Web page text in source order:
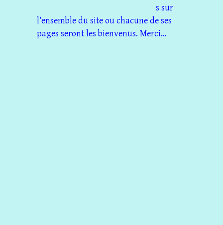
s sur
l’ensemble du site ou chacune de ses
pages seront les bienvenus. Merci…